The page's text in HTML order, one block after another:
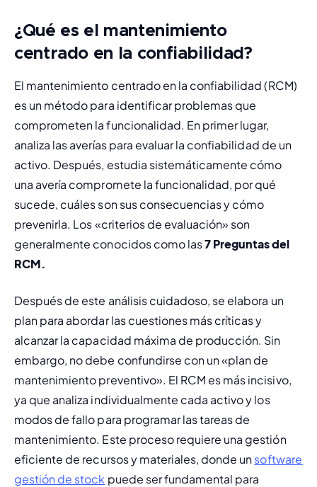
¿Qué es el mantenimiento
centrado en la confiabilidad?
El mantenimiento centrado en la confiabilidad (RCM)
es un método para identificar problemas que
comprometen la funcionalidad. En primer lugar,
analiza las averías para evaluar la confiabilidad de un
activo. Después, estudia sistemáticamente cómo
una avería compromete la funcionalidad, por qué
sucede, cuáles son sus consecuencias y cómo
prevenirla. Los «criterios de evaluación» son
generalmente conocidos como las 7 Preguntas del
RCM.
Después de este análisis cuidadoso, se elabora un
plan para abordar las cuestiones más críticas y
alcanzar la capacidad máxima de producción. Sin
embargo, no debe confundirse con un «plan de
mantenimiento preventivo». El RCM es más incisivo,
ya que analiza individualmente cada activo y los
modos de fallo para programar las tareas de
mantenimiento. Este proceso requiere una gestión
eficiente de recursos y materiales, donde un software
gestión de stock puede ser fundamental para